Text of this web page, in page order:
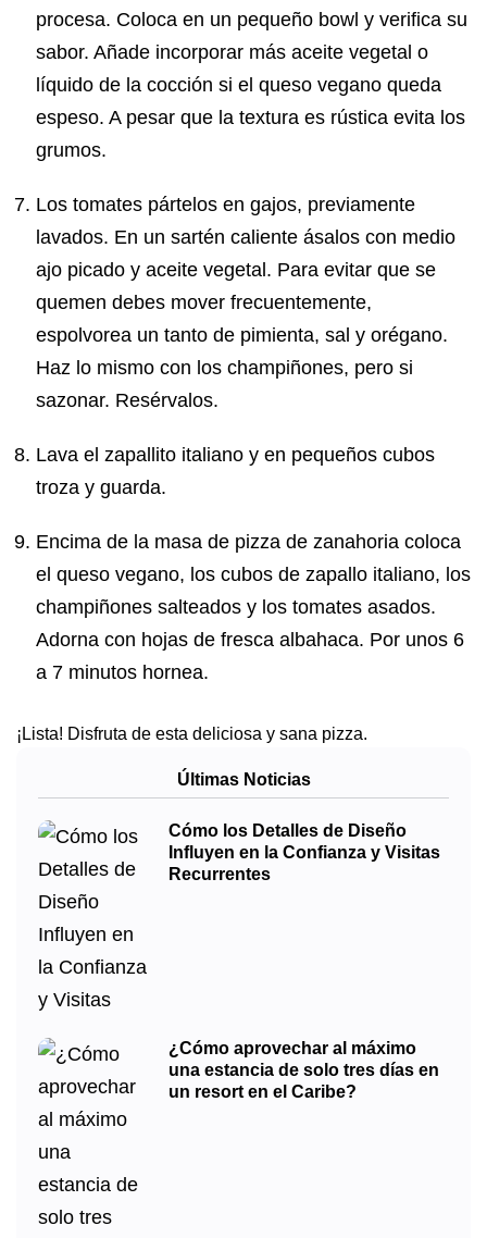
procesa. Coloca en un pequeño bowl y verifica su
sabor. Añade incorporar más aceite vegetal o
líquido de la cocción si el queso vegano queda
espeso. A pesar que la textura es rústica evita los
grumos.
Los tomates pártelos en gajos, previamente
lavados. En un sartén caliente ásalos con medio
ajo picado y aceite vegetal. Para evitar que se
quemen debes mover frecuentemente,
espolvorea un tanto de pimienta, sal y orégano.
Haz lo mismo con los champiñones, pero si
sazonar. Resérvalos.
Lava el zapallito italiano y en pequeños cubos
troza y guarda.
Encima de la masa de pizza de zanahoria coloca
el queso vegano, los cubos de zapallo italiano, los
champiñones salteados y los tomates asados.
Adorna con hojas de fresca albahaca. Por unos 6
a 7 minutos hornea.
¡Lista! Disfruta de esta deliciosa y sana pizza.
Últimas Noticias
Cómo los Detalles de Diseño
Influyen en la Confianza y Visitas
Recurrentes
¿Cómo aprovechar al máximo
una estancia de solo tres días en
un resort en el Caribe?